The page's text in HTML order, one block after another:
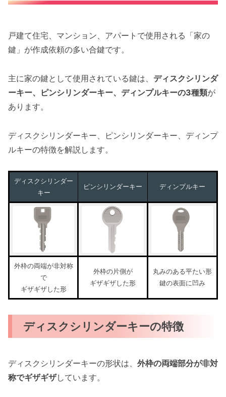
戸建て住宅、マンション、アパートで使用される「家の
鍵」が作成依頼の多い合鍵です。
主に家の鍵として使用されている鍵は、 ディスクシリンダ
ーキー、ピンシリンダーキー、ディンプルキーの3種類が
あります。
ディスクシリンダーキー、ピンシリンダーキー、ディンプ
ルキーの特徴を解説します。
ディスクシリンダー
キー
ピンシリンダーキー ディンプルキー
外枠の両端が非対称
で
ギザギザした形
外枠の片側が
ギザギザした形
丸みのある平たい形
鍵の表面に凹み
ディスクシリンダーキーの特徴
ディスクシリンダーキーの形状は、 外枠の両端部分が非対
称でギザギザしています。